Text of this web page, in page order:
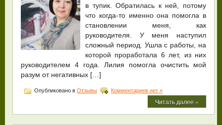
в тупик. Обратилась к ней, потому
что когда-то именно она помогла в
становлении меня, как
руководителя. У меня наступил
сложный период. Ушла с работы, на
которой проработала 6 лет, из них
руководителем 4 года. Лилия помогла очистить мой
разум от негативных […]
Опубликовано в Отзывы Комментариев нет »
Читать далее »